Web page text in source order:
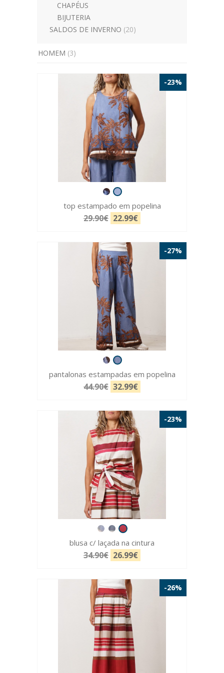
CHAPÉUS
BIJUTERIA
SALDOS DE INVERNO (20)
HOMEM (3)
-23%
top estampado em popelina
29.90€ 22.99€
-27%
pantalonas estampadas em popelina
44.90€ 32.99€
-23%
blusa c/ laçada na cintura
34.90€ 26.99€
-26%